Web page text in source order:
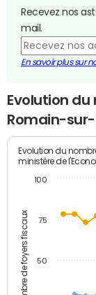
Recevez nos
mail.
En savoir plus sur
Evolution
Romain-
Nombre de foyers fiscaux
Evolution du
ministère de
50
75
100